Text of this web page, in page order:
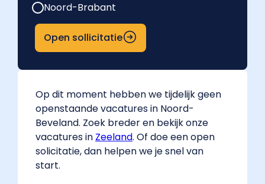
Noord-Brabant
Open sollicitatie
Op dit moment hebben we tijdelijk geen
openstaande vacatures in Noord-
Beveland. Zoek breder en bekijk onze
vacatures in Zeeland. Of doe een open
solicitatie, dan helpen we je snel van
start.